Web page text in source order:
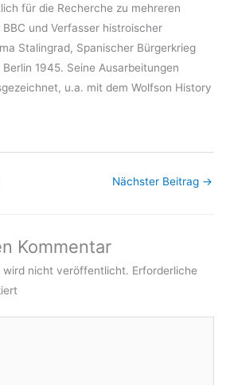
für die Recherche zu mehreren
und Verfasser histroischer
Stalingrad, Spanischer Bürgerkrieg
1945. Seine Ausarbeitungen
u.a. mit dem Wolfson History
Nächster Beitrag →
Kommentar
wird nicht veröffentlicht. Erforderliche